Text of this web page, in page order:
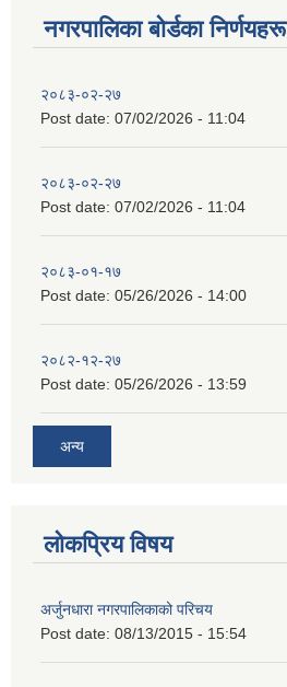
नगरपालिका बाेर्डका निर्णयहरू
२०८३-०२-२७
Post date: 07/02/2026 - 11:04
२०८३-०२-२७
Post date: 07/02/2026 - 11:04
२०८३-०१-१७
Post date: 05/26/2026 - 14:00
२०८२-१२-२७
Post date: 05/26/2026 - 13:59
अन्य
लोकप्रिय विषय
अर्जुनधारा नगरपालिकाको परिचय
Post date: 08/13/2015 - 15:54